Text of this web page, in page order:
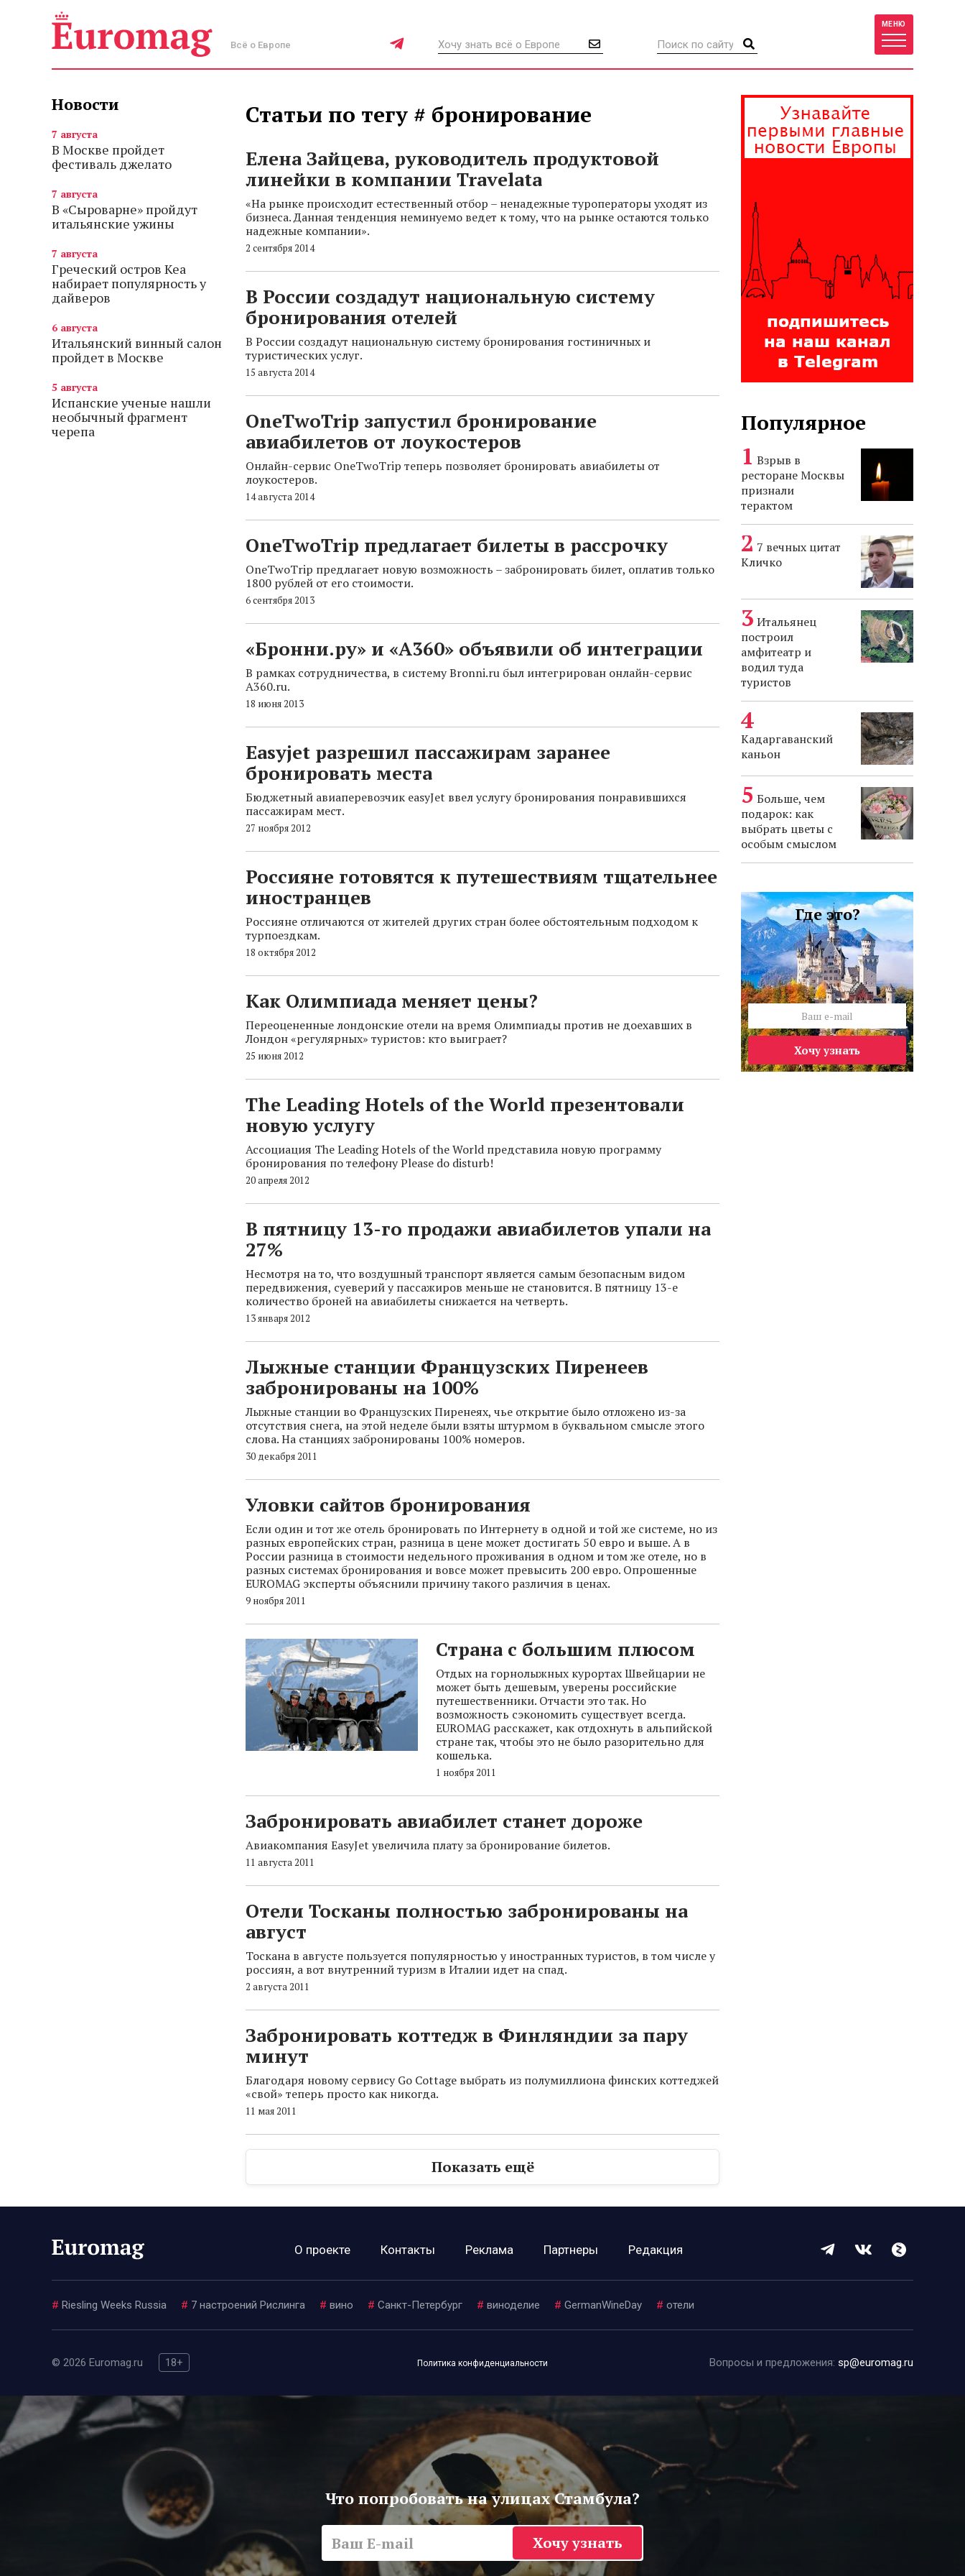
Всё о Европе
МЕНЮ
Новости
7 августа
В Москве пройдет
фестиваль джелато
7 августа
В «Сыроварне» пройдут
итальянские ужины
7 августа
Греческий остров Кеа
набирает популярность у
дайверов
6 августа
Итальянский винный салон
пройдет в Москве
5 августа
Испанские ученые нашли
необычный фрагмент
черепа
Статьи по тегу # бронирование
Елена Зайцева, руководитель продуктовой
линейки в компании Travelata
«На рынке происходит естественный отбор – ненадежные туроператоры уходят из
бизнеса. Данная тенденция неминуемо ведет к тому, что на рынке остаются только
надежные компании».
2 сентября 2014
В России создадут национальную систему
бронирования отелей
В России создадут национальную систему бронирования гостиничных и
туристических услуг.
15 августа 2014
OneTwoTrip запустил бронирование
авиабилетов от лоукостеров
Онлайн-сервис OneTwoTrip теперь позволяет бронировать авиабилеты от
лоукостеров.
14 августа 2014
OneTwoTrip предлагает билеты в рассрочку
OneTwoTrip предлагает новую возможность – забронировать билет, оплатив только
1800 рублей от его стоимости.
6 сентября 2013
«Бронни.ру» и «А360» объявили об интеграции
В рамках сотрудничества, в систему Bronni.ru был интегрирован онлайн-сервис
A360.ru.
18 июня 2013
Easyjet разрешил пассажирам заранее
бронировать места
Бюджетный авиаперевозчик easyJet ввел услугу бронирования понравившихся
пассажирам мест.
27 ноября 2012
Россияне готовятся к путешествиям тщательнее
иностранцев
Россияне отличаются от жителей других стран более обстоятельным подходом к
турпоездкам.
18 октября 2012
Как Олимпиада меняет цены?
Переоцененные лондонские отели на время Олимпиады против не доехавших в
Лондон «регулярных» туристов: кто выиграет?
25 июня 2012
The Leading Hotels of the World презентовали
новую услугу
Ассоциация The Leading Hotels of the World представила новую программу
бронирования по телефону Please do disturb!
20 апреля 2012
В пятницу 13-го продажи авиабилетов упали на
27%
Несмотря на то, что воздушный транспорт является самым безопасным видом
передвижения, суеверий у пассажиров меньше не становится. В пятницу 13-е
количество броней на авиабилеты снижается на четверть.
13 января 2012
Лыжные станции Французских Пиренеев
забронированы на 100%
Лыжные станции во Французских Пиренеях, чье открытие было отложено из-за
отсутствия снега, на этой неделе были взяты штурмом в буквальном смысле этого
слова. На станциях забронированы 100% номеров.
30 декабря 2011
Уловки сайтов бронирования
Если один и тот же отель бронировать по Интернету в одной и той же системе, но из
разных европейских стран, разница в цене может достигать 50 евро и выше. А в
России разница в стоимости недельного проживания в одном и том же отеле, но в
разных системах бронирования и вовсе может превысить 200 евро. Опрошенные
EUROMAG эксперты объяснили причину такого различия в ценах.
9 ноября 2011
Страна с большим плюсом
Отдых на горнолыжных курортах Швейцарии не
может быть дешевым, уверены российские
путешественники. Отчасти это так. Но
возможность сэкономить существует всегда.
EUROMAG расскажет, как отдохнуть в альпийской
стране так, чтобы это не было разорительно для
кошелька.
1 ноября 2011
Забронировать авиабилет станет дороже
Авиакомпания EasyJet увеличила плату за бронирование билетов.
11 августа 2011
Отели Тосканы полностью забронированы на
август
Тоскана в августе пользуется популярностью у иностранных туристов, в том числе у
россиян, а вот внутренний туризм в Италии идет на спад.
2 августа 2011
Забронировать коттедж в Финляндии за пару
минут
Благодаря новому сервису Go Cottage выбрать из полумиллиона финских коттеджей
«свой» теперь просто как никогда.
11 мая 2011
Показать ещё
Популярное
Взрыв в
ресторане Москвы
признали
терактом
7 вечных цитат
Кличко
Итальянец
построил
амфитеатр и
водил туда
туристов
Кадаргаванский
каньон
Больше, чем
подарок: как
выбрать цветы с
особым смыслом
Где это?
Хочу узнать
О проекте Контакты Реклама Партнеры Редакция
# Riesling Weeks Russia # 7 настроений Рислинга # вино # Санкт-Петербург # виноделие # GermanWineDay # отели
© 2026 Euromag.ru 18+ Политика конфиденциальности Вопросы и предложения: sp@euromag.ru
Что попробовать на улицах Стамбула?
Хочу узнать